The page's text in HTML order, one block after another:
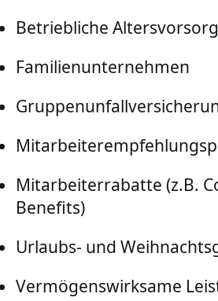
Betriebliche
Familienunternehmen
Mitarbeiterrabatte (z.B.
Benefits)
Urlaubs- und
Vermögenswirksame